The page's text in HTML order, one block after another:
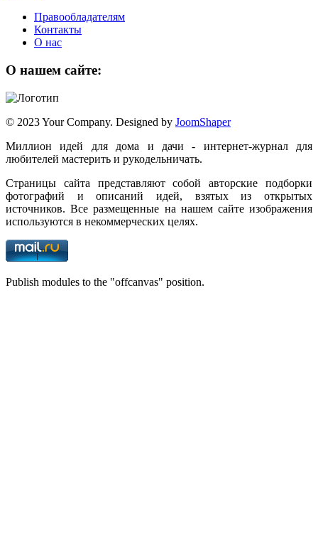
Правообладателям
Контакты
О нас
О нашем сайте:
© 2023 Your Company. Designed by JoomShaper
Миллион идей для дома и дачи - интернет-журнал для
любителей мастерить и рукодельничать.
Страницы сайта представляют собой авторские подборки
фотографий и описаний идей, взятых из открытых
источников. Все размещенные на нашем сайте изображения
используются в некоммерческих целях.
Publish modules to the "offcanvas" position.